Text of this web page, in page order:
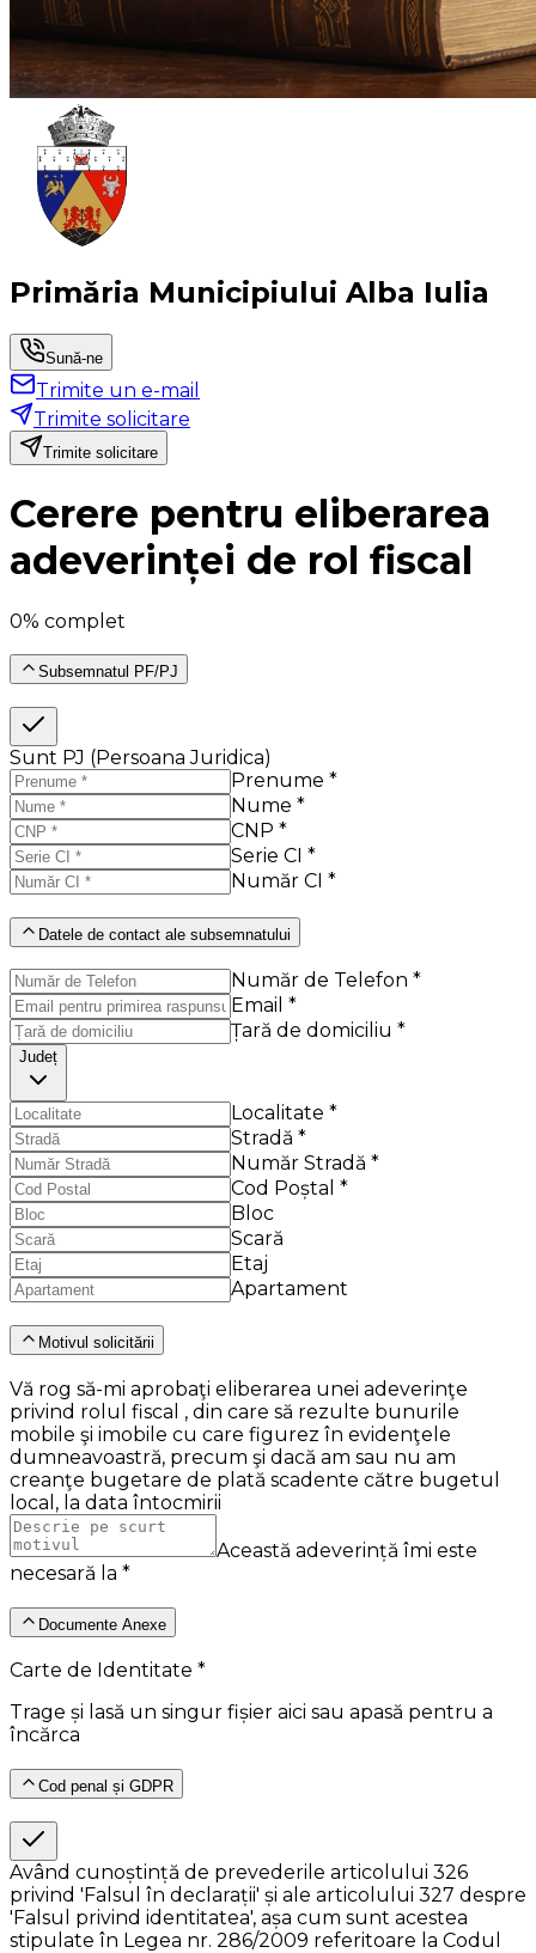
Primăria Municipiului Alba Iulia
Sună-ne
Trimite un e-mail
Trimite solicitare
Trimite solicitare
Cerere pentru eliberarea
adeverinței de rol fiscal
0% complet
Subsemnatul PF/PJ
Sunt PJ (Persoana Juridica)
Prenume *
Nume *
CNP *
Serie CI *
Număr CI *
Datele de contact ale subsemnatului
Număr de Telefon *
Email *
Țară de domiciliu *
Județ
Localitate *
Stradă *
Număr Stradă *
Cod Poștal *
Bloc
Scară
Etaj
Apartament
Motivul solicitării
Vă rog să-mi aprobaţi eliberarea unei adeverinţe
privind rolul fiscal , din care să rezulte bunurile
mobile şi imobile cu care figurez în evidenţele
dumneavoastră, precum şi dacă am sau nu am
creanţe bugetare de plată scadente către bugetul
local, la data întocmirii
Această adeverință îmi este
necesară la *
Documente Anexe
Carte de Identitate *
Trage și lasă un singur fișier aici sau apasă pentru a
încărca
Cod penal și GDPR
Având cunoștință de prevederile articolului 326
privind 'Falsul în declarații' și ale articolului 327 despre
'Falsul privind identitatea', așa cum sunt acestea
stipulate în Legea nr. 286/2009 referitoare la Codul